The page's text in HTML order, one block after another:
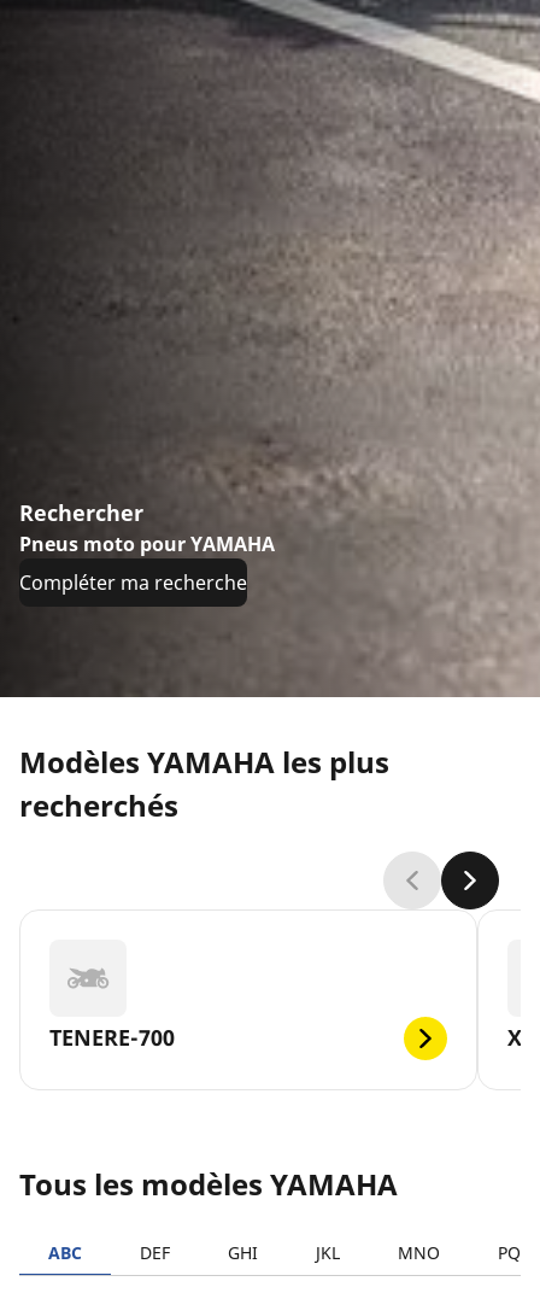
Rechercher
Pneus moto pour YAMAHA
Compléter ma recherche
Modèles YAMAHA les plus
recherchés
TENERE-700
Tous les modèles YAMAHA
ABC DEF GHI JKL MNO PQRS